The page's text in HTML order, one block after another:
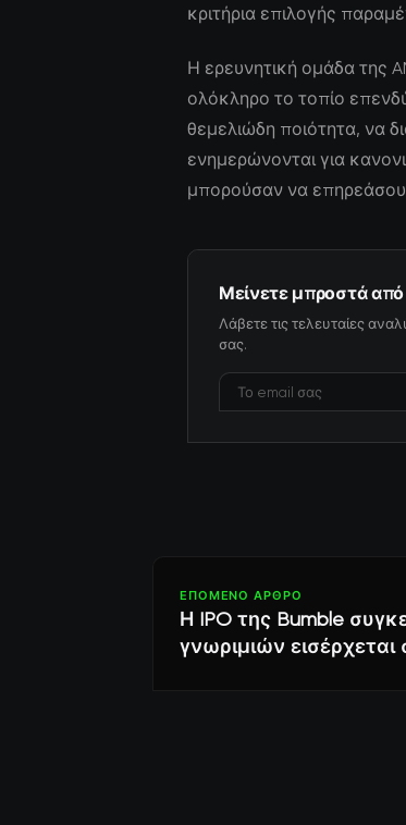
κριτήρια επιλογής
Η ερευνητική ομάδα της
ολόκληρο το τοπίο
θεμελιώδη ποιότητα, να
ενημερώνονται για
μπορούσαν να
Μείνετε μπροστά
Λάβετε τις τελευταίες
σας.
ΕΠΌΜΕΝΟ ΆΡΘΡΟ
Η IPO της Bumble
γνωριμιών εισέρχεται